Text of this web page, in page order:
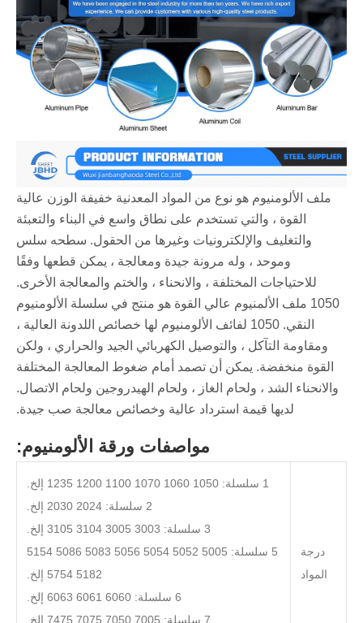
ملف الألومنيوم هو نوع من المواد المعدنية خفيفة الوزن عالية
القوة ، والتي تستخدم على نطاق واسع في البناء والتعبئة
والتغليف والإلكترونيات وغيرها من الحقول. سطحه سلس
وموحد ، وله مرونة جيدة ومعالجة ، يمكن قطعها وفقًا
للاحتياجات المختلفة ، والانحناء ، والختم والمعالجة الأخرى.
1050 ملف الألمنيوم عالي القوة هو منتج في سلسلة الألومنيوم
النقي. 1050 لفائف الألومنيوم لها خصائص اللدونة العالية ،
ومقاومة التآكل ، والتوصيل الكهربائي الجيد والحراري ، ولكن
القوة منخفضة. يمكن أن تصمد أمام ضغوط المعالجة المختلفة
والانحناء الشد ، ولحام الغاز ، ولحام الهيدروجين ولحام الاتصال.
لديها قيمة استرداد عالية وخصائص معالجة صب جيدة.
مواصفات ورقة الألومنيوم:
درجة
المواد
1 سلسلة: 1050 1060 1070 1100 1200 1235 إلخ.
2 سلسلة: 2024 2030 إلخ.
3 سلسلة: 3003 3005 3104 3105 إلخ.
5 سلسلة: 5005 5052 5054 5056 5083 5086 5154
5182 5754 إلخ.
6 سلسلة: 6060 6061 6063 إلخ.
7 سلسلة: 7005 7050 7075 7475 إلخ.